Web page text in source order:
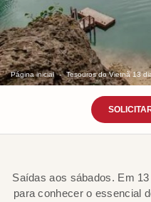
Página inicial Tesouros do Vietnã 13
Saídas aos sábados. Em
para conhecer o essencial